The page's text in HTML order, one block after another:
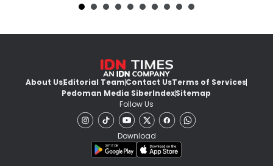
About UsEditorial TeamContact UsTerms of Services
Pedoman Media SiberIndexSitemap
Follow Us
Download